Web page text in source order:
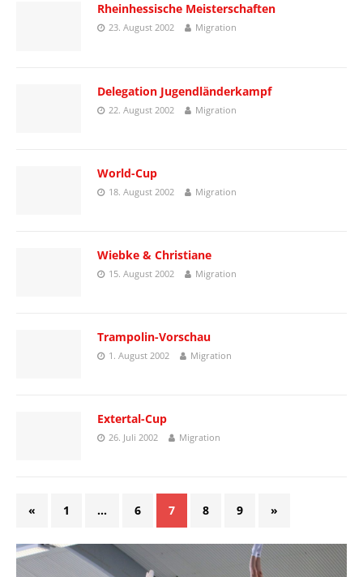
Rheinhessische Meisterschaften
23. August 2002 Migration
Delegation Jugendländerkampf
22. August 2002 Migration
World-Cup
18. August 2002 Migration
Wiebke & Christiane
15. August 2002 Migration
Trampolin-Vorschau
1. August 2002 Migration
Extertal-Cup
26. Juli 2002 Migration
« 1 … 6 7 8 9 »